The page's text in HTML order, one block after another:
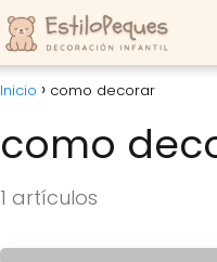
Inicio como decorar
como
1 artículos
DECORACION NAVIDEÑA